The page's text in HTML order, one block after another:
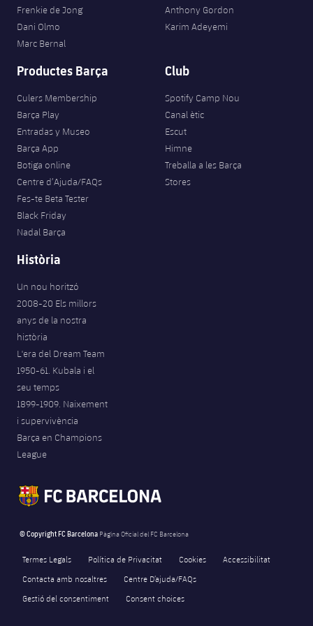
Jugadors
Calendari
Classificació
Fotos
Notícies
Apunta't a les amateurs
plusicon
més
Carnet de l'Esportista Amateur
PLUSICON
MÉS
League of Legends
VALORANT Rising
VALORANT Game Changers
eFootball
Frenkie de Jong
Dani Olmo
Marc Bernal
Anthony Gordon
Karim Adeyemi
Productes Barça
Culers Membership
Barça Play
Entradas y Museo
Barça App
Botiga online
Centre d’Ajuda/FAQs
Fes-te Beta Tester
Black Friday
Nadal Barça
Club
Spotify Camp Nou
Canal ètic
Escut
Himne
Treballa a les Barça
Stores
Història
Un nou horitzó
2008-20 Els millors
anys de la nostra
història
L'era del Dream Team
1950-61. Kubala i el
seu temps
1899-1909. Naixement
i supervivència
Barça en Champions
League
© Copyright FC Barcelona Pàgina Oficial del FC Barcelona
Termes Legals Política de Privacitat Cookies
Accessibilitat
Contacta amb nosaltres
Centre D’ajuda/FAQs
Gestió del consentiment
Consent choices